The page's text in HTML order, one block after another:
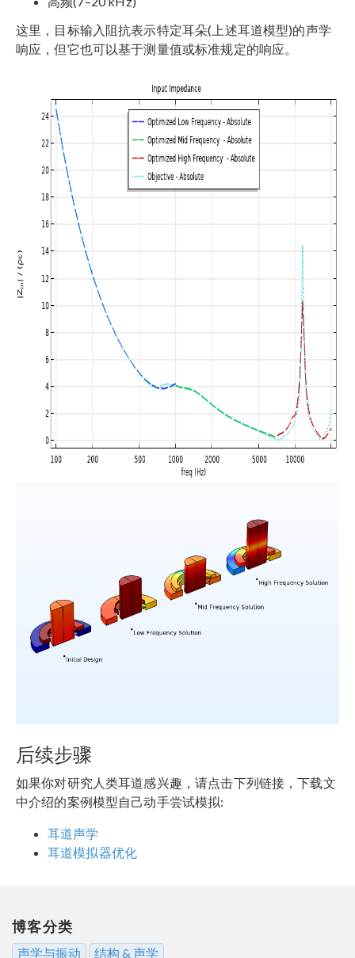
这里，目标输入阻抗表示特定耳朵(上述耳道模型)的声学
响应，但它也可以基于测量值或标准规定的响应。
后续步骤
如果你对研究人类耳道感兴趣，请点击下列链接，下载文
中介绍的案例模型自己动手尝试模拟:
耳道声学
耳道模拟器优化
博客分类
声学与振动 结构 & 声学